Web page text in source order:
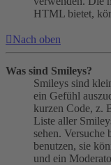
HTML bietet,
Nach oben
Was sind Smileys?
Smileys sind
ein Gefühl
kurzen Code, z.
Liste aller
sehen. Versuche
benutzen, sie
und ein